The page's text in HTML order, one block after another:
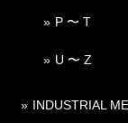
P 〜 T
U 〜 Z
INDUSTRIAL